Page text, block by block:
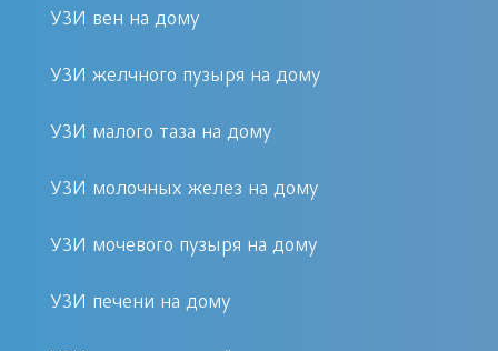
определяет его высокий уровень
специалистов. В Москве многие
центры оказывают различные виды
но не все имеют возможность
условиях у пациента. Для выполнения
уровень технического и
УЗИ вен на дому
УЗИ желчного пузыря на дому
УЗИ малого таза на дому
УЗИ молочных желез на дому
УЗИ мочевого пузыря на дому
УЗИ печени на дому